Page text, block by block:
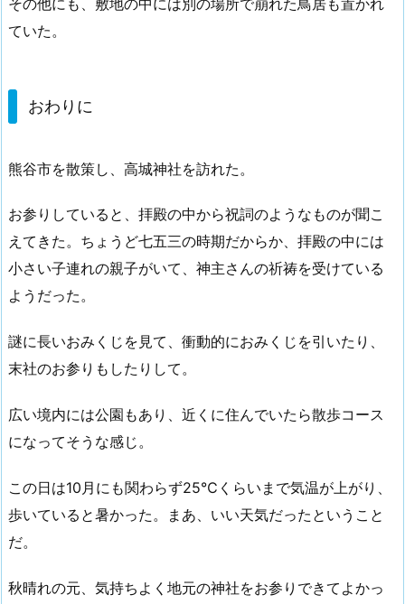
ていた。
おわりに
熊谷市を散策し、高城神社を訪れた。
お参りしていると、拝殿の中から祝詞のようなものが聞こ
えてきた。ちょうど七五三の時期だからか、拝殿の中には
小さい子連れの親子がいて、神主さんの祈祷を受けている
ようだった。
謎に長いおみくじを見て、衝動的におみくじを引いたり、
末社のお参りもしたりして。
広い境内には公園もあり、近くに住んでいたら散歩コース
になってそうな感じ。
この日は10月にも関わらず25℃くらいまで気温が上がり、
歩いていると暑かった。まあ、いい天気だったということ
だ。
秋晴れの元、気持ちよく地元の神社をお参りできてよかっ